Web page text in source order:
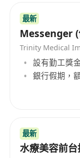
最新
Messenger (
Trinity Medical
設有勤工獎
銀行假期，
最新
水療美容前